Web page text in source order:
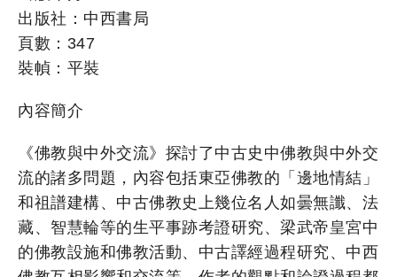
出版社：中西書局
頁數：347
裝幀：平裝
內容簡介
《佛教與中外交流》探討了中古史中佛教與中外交
流的諸多問題，內容包括東亞佛教的「邊地情結」
和祖譜建構、中古佛教史上幾位名人如曇無讖、法
藏、智慧輪等的生平事跡考證研究、梁武帝皇宮中
的佛教設施和佛教活動、中古譯經過程研究、中西